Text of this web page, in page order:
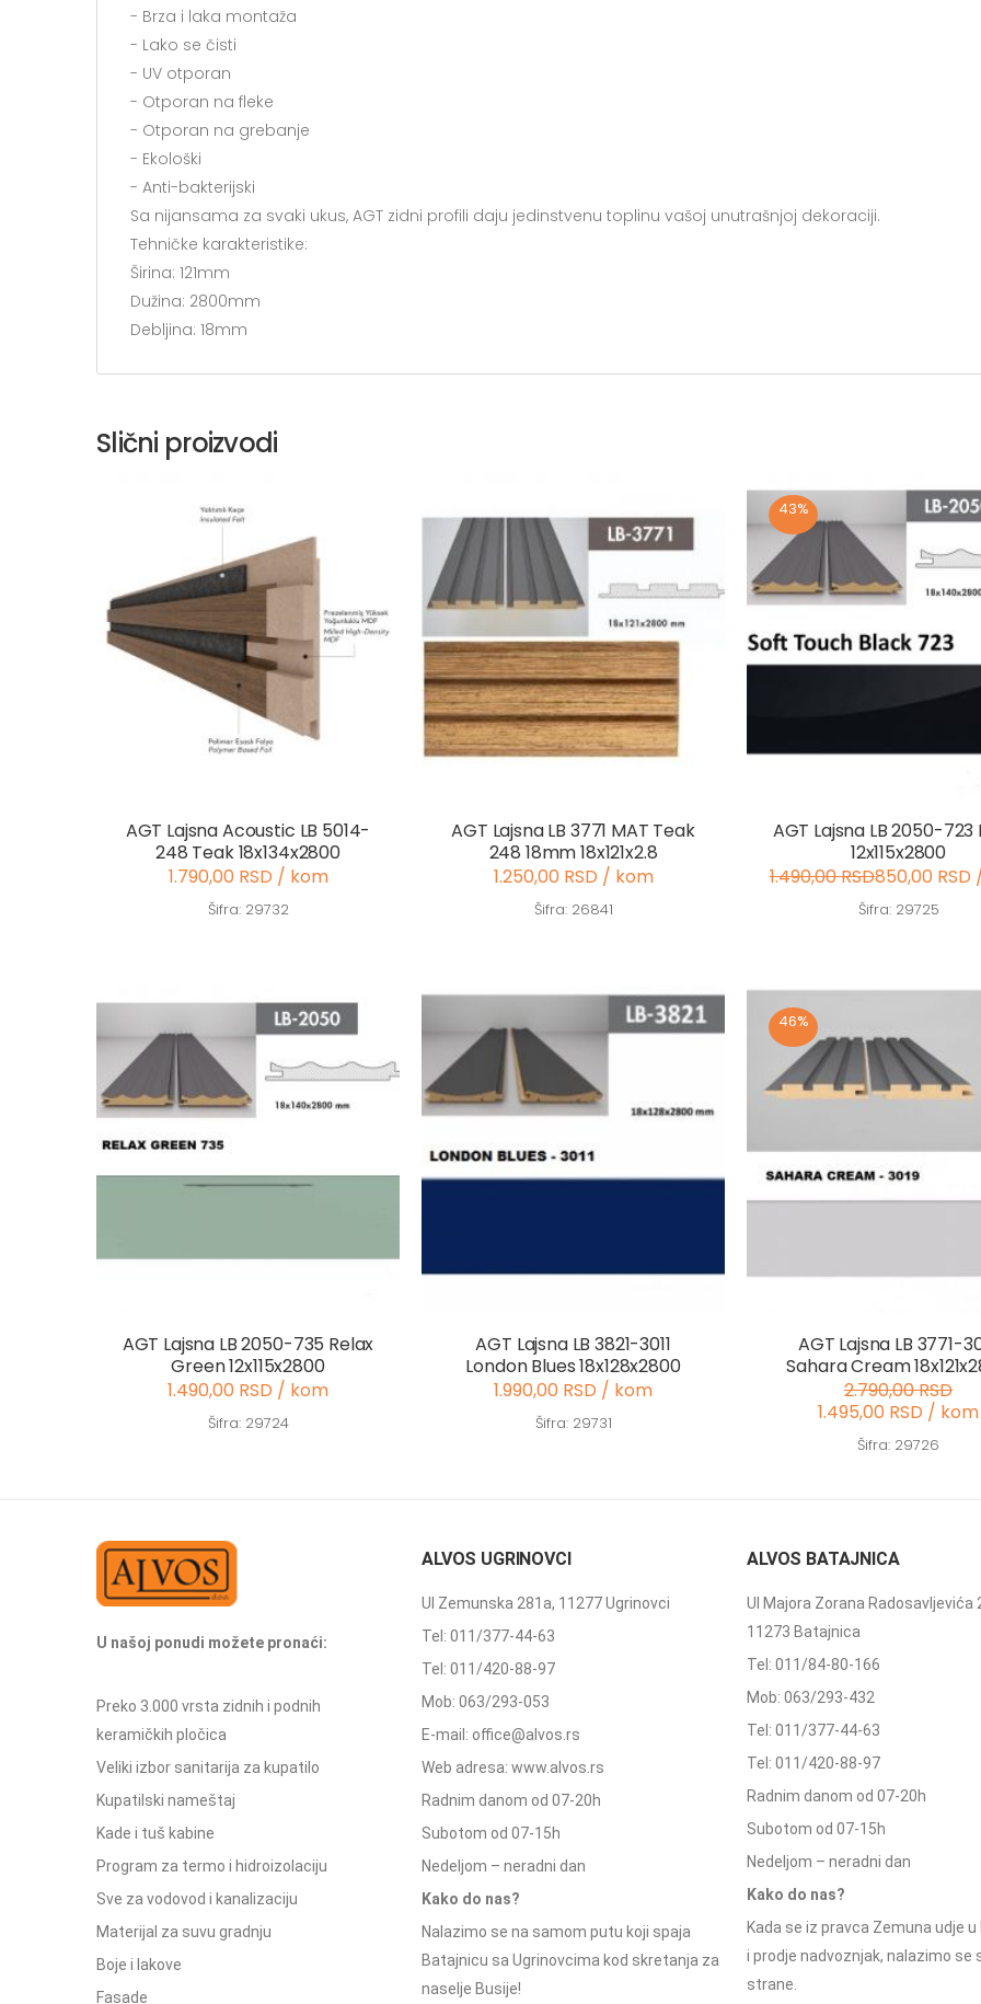
- Brza i laka montaža
- Lako se čisti
- UV otporan
- Otporan na fleke
- Otporan na grebanje
- Ekološki
- Anti-bakterijski
Sa nijansama za svaki ukus, AGT zidni profili daju jedinstvenu toplinu vašoj unutrašnjoj dekoraciji.
Tehničke karakteristike:
Širina: 121mm
Dužina: 2800mm
Debljina: 18mm
Slični proizvodi
AGT Lajsna Acoustic LB 5014-
248 Teak 18x134x2800
1.790,00 RSD / kom
Šifra: 29732
AGT Lajsna LB 3771 MAT Teak
248 18mm 18x121x2.8
1.250,00 RSD / kom
Šifra: 26841
43%
AGT Lajsna LB 2050-723
12x115x2800
1.490,00 RSD850,00
Šifra: 29725
AGT Lajsna LB 2050-735 Relax
Green 12x115x2800
1.490,00 RSD / kom
Šifra: 29724
AGT Lajsna LB 3821-3011
London Blues 18x128x2800
1.990,00 RSD / kom
Šifra: 29731
46%
AGT Lajsna LB 3771-
Sahara Cream
2.790,00 RSD
1.495,00 RSD / kom
Šifra: 29726
U našoj ponudi možete pronaći:
Preko 3.000 vrsta zidnih i podnih
keramičkih pločica
Veliki izbor sanitarija za kupatilo
Kupatilski nameštaj
Kade i tuš kabine
Program za termo i hidroizolaciju
Sve za vodovod i kanalizaciju
Materijal za suvu gradnju
Boje i lakove
Fasade
ALVOS UGRINOVCI
Ul Zemunska 281a, 11277 Ugrinovci
Tel: 011/377-44-63
Tel: 011/420-88-97
Mob: 063/293-053
E-mail: office@alvos.rs
Web adresa: www.alvos.rs
Radnim danom od 07-20h
Subotom od 07-15h
Nedeljom – neradni dan
Kako do nas?
Nalazimo se na samom putu koji spaja
Batajnicu sa Ugrinovcima kod skretanja za
naselje Busije!
ALVOS BATAJNICA
Ul Majora Zorana Radosavljevića
11273 Batajnica
Tel: 011/84-80-166
Mob: 063/293-432
Tel: 011/377-44-63
Tel: 011/420-88-97
Radnim danom od 07-20h
Subotom od 07-15h
Nedeljom – neradni dan
Kako do nas?
Kada se iz pravca Zemuna udje
i prodje nadvoznjak, nalazimo se
strane.